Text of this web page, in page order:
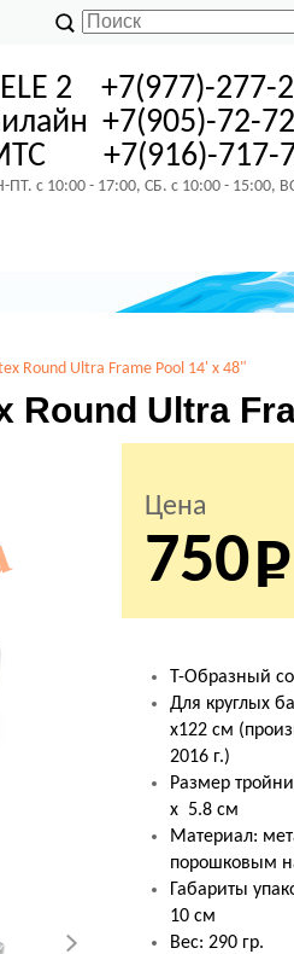
2 +7(977)-277-
+7(905)-72-
+7(916)-717-
ПТ. с 10:00 - 17:00, СБ. с 10:00 - 15:00,
Round Ultra Frame Pool 14' x 48"
Round Ultra
Цена
750
Т-Образный
Для круглых
х122 см
2016 г.)
Размер
х 5.8 см
Материал:
порошковым
Габариты
10 см
Вес: 290 гр.